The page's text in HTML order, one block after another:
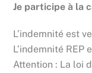
Je participe à la
L’indemnité est
L’indemnité REP
Attention : La loi